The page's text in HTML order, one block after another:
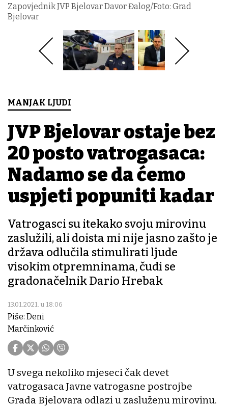
Zapovjednik JVP Bjelovar Davor Đalog/Foto: Grad
Bjelovar
MANJAK LJUDI
JVP Bjelovar ostaje bez
20 posto vatrogasaca:
Nadamo se da ćemo
uspjeti popuniti kadar
Vatrogasci su itekako svoju mirovinu
zaslužili, ali doista mi nije jasno zašto je
država odlučila stimulirati ljude
visokim otpremninama, čudi se
gradonačelnik Dario Hrebak
13.01.2021. u 18:06
Piše: Deni
Marčinković
U svega nekoliko mjeseci čak devet
vatrogasaca Javne vatrogasne postrojbe
Grada Bjelovara odlazi u zasluženu mirovinu.